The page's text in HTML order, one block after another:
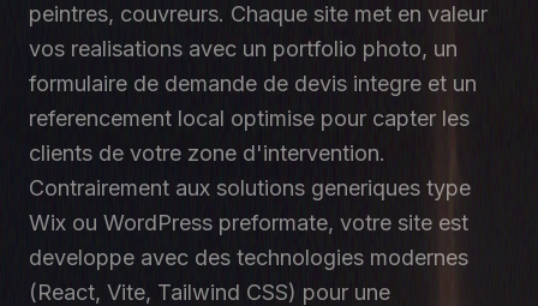
peintres, couvreurs. Chaque site met en valeur
vos realisations avec un portfolio photo, un
formulaire de demande de devis integre et un
referencement local optimise pour capter les
clients de votre zone d'intervention.
Contrairement aux solutions generiques type
Wix ou WordPress preformate, votre site est
developpe avec des technologies modernes
(React, Vite, Tailwind CSS) pour une